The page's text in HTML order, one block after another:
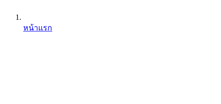
หน้าแรก